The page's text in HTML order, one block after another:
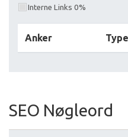
Interne Links 0%
Anker Type
SEO Nøgleord